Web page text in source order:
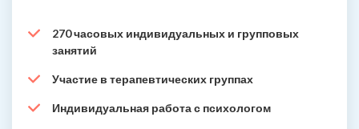
270 часовых индивидуальных и групповых
занятий
Участие в терапевтических группах
Индивидуальная работа с психологом